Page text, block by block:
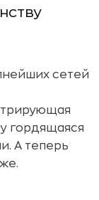
сетей
гордящаяся
А теперь